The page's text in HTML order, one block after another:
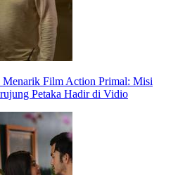
Menarik Film Action Primal: Misi
Petaka Hadir di Vidio